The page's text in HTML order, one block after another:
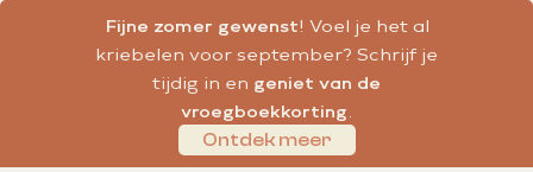
Fijne zomer gewenst! Voel je het al
kriebelen voor september? Schrijf je
tijdig in en geniet van de
vroegboekkorting.
Ontdek meer